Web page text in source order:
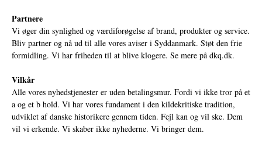
Partnere
Vi øger din synlighed og værdiforøgelse af brand, produkter og service.
Bliv partner og nå ud til alle vores aviser i Syddanmark. Støt den frie
formidling. Vi har friheden til at blive klogere. Se mere på dkq.dk.
Vilkår
Alle vores nyhedstjenester er uden betalingsmur. Fordi vi ikke tror på et
a og et b hold. Vi har vores fundament i den kildekritiske tradition,
udviklet af danske historikere gennem tiden. Fejl kan og vil ske. Dem
vil vi erkende. Vi skaber ikke nyhederne. Vi bringer dem.